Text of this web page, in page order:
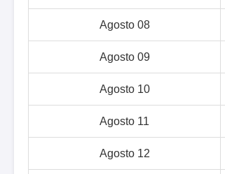
Agosto 08
Agosto 09
Agosto 10
Agosto 11
Agosto 12